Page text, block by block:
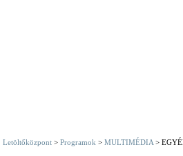
Letöltőközpont >Programok >MULTIMÉDIA >